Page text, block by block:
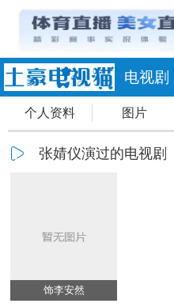
电视剧
个人资料 图片
张婧仪演过的电视剧
饰李安然